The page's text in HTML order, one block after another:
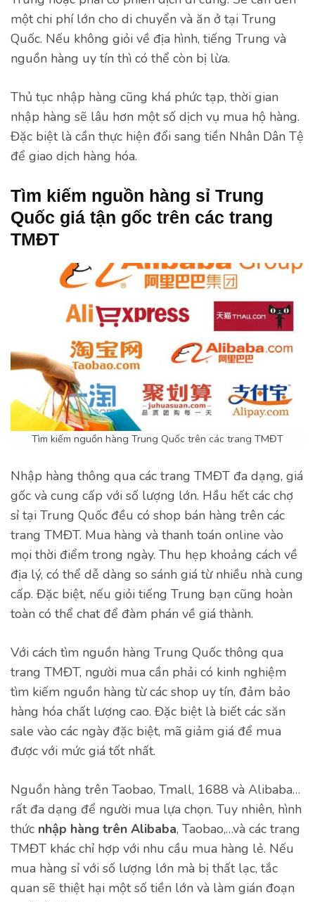
một chi phí lớn cho di chuyển và ăn ở tại Trung
Quốc. Nếu không giỏi về địa hình, tiếng Trung và
nguồn hàng uy tín thì có thể còn bị lừa.
Thủ tục nhập hàng cũng khá phức tạp, thời gian
nhập hàng sẽ lâu hơn một số dịch vụ mua hộ hàng.
Đặc biệt là cần thực hiện đổi sang tiền Nhân Dân Tệ
để giao dịch hàng hóa.
Tìm kiếm nguồn hàng sỉ Trung
Quốc giá tận gốc trên các trang
TMĐT
Tìm kiếm nguồn hàng Trung Quốc trên các trang TMĐT
Nhập hàng thông qua các trang TMĐT đa dạng, giá
gốc và cung cấp với số lượng lớn. Hầu hết các chợ
sỉ tại Trung Quốc đều có shop bán hàng trên các
trang TMĐT. Mua hàng và thanh toán online vào
mọi thời điểm trong ngày. Thu hẹp khoảng cách về
địa lý, có thể dễ dàng so sánh giá từ nhiều nhà cung
cấp. Đặc biệt, nếu giỏi tiếng Trung bạn cũng hoàn
toàn có thể chat để đàm phán về giá thành.
Với cách tìm nguồn hàng Trung Quốc thông qua
trang TMĐT, người mua cần phải có kinh nghiệm
tìm kiếm nguồn hàng từ các shop uy tín, đảm bảo
hàng hóa chất lượng cao. Đặc biệt là biết các săn
sale vào các ngày đặc biệt, mã giảm giá để mua
được với mức giá tốt nhất.
Nguồn hàng trên Taobao, Tmall, 1688 và Alibaba…
rất đa dạng để người mua lựa chọn. Tuy nhiên, hình
thức nhập hàng trên Alibaba, Taobao,…và các trang
TMĐT khác chỉ hợp với nhu cầu mua hàng lẻ. Nếu
mua hàng sỉ với số lượng lớn mà bị thất lạc, tắc
quan sẽ thiệt hại một số tiền lớn và làm gián đoạn